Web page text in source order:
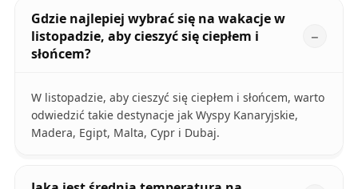
Gdzie najlepiej wybrać się na wakacje w
listopadzie, aby cieszyć się ciepłem i
słońcem?
W listopadzie, aby cieszyć się ciepłem i słońcem, warto
odwiedzić takie destynacje jak Wyspy Kanaryjskie,
Madera, Egipt, Malta, Cypr i Dubaj.